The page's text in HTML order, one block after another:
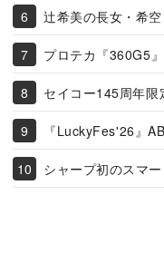
辻希美の長女・希
プロテカ『360G5
セイコー145周年限
『LuckyFes'26』
シャープ初のスマ